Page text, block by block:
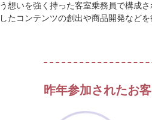
う想いを強く持った客室乗務員で構成
したコンテンツの創出や商品開発などを
昨年参加されたお